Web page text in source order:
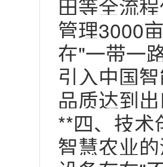
田等全流
管理3000
在"一带一
引入中国
品质达到
**四、技
智慧农业